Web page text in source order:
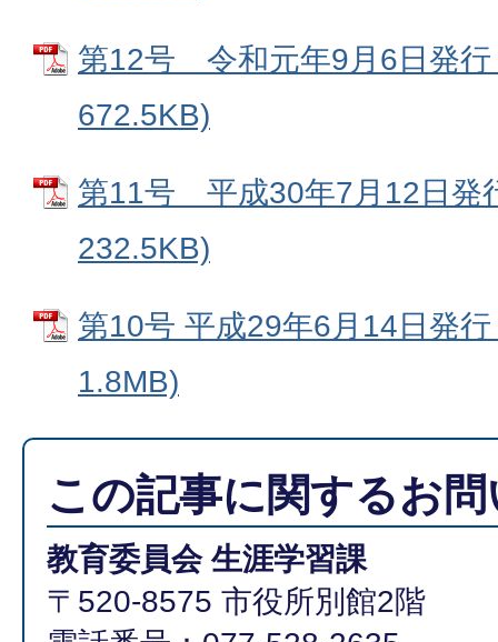
第12号 令和元年9月6日発行
672.5KB)
第11号 平成30年7月12日発
232.5KB)
第10号 平成29年6月14日発
1.8MB)
この記事に関するお
教育委員会 生涯学習課
〒520-8575 市役所別館2階